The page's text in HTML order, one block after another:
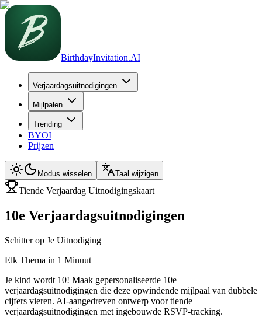
BirthdayInvitation.AI
Verjaardagsuitnodigingen
Mijlpalen
Trending
BYOI
Prijzen
Modus wisselen Taal wijzigen
Tiende Verjaardag Uitnodigingskaart
10e Verjaardagsuitnodigingen
Schitter op Je Uitnodiging
Elk Thema in 1 Minuut
Je kind wordt 10! Maak gepersonaliseerde 10e
verjaardagsuitnodigingen die deze opwindende mijlpaal van dubbele
cijfers vieren. AI-aangedreven ontwerp voor tiende
verjaardagsuitnodigingen met ingebouwde RSVP-tracking.